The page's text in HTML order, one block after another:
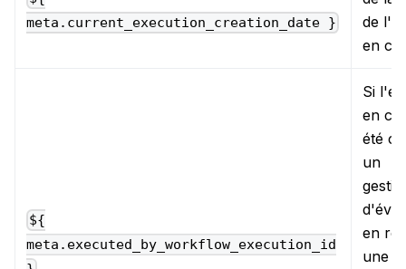
meta.current_execution_creation_date }
de
en
${
meta.executed_by_workflow_execution_id
Si
en
été
un
en
une